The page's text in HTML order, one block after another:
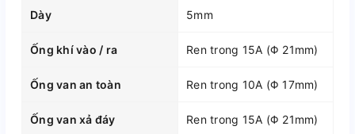
Dày 5mm
Ống khí vào / ra Ren trong 15A (Φ 21mm)
Ống van an toàn Ren trong 10A (Φ 17mm)
Ống van xả đáy Ren trong 15A (Φ 21mm)